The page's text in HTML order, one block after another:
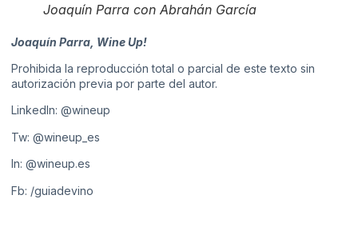
Joaquín Parra con Abrahán García
Joaquín Parra, Wine Up!
Prohibida la reproducción total o parcial de este texto sin
autorización previa por parte del autor.
LinkedIn: @wineup
Tw: @wineup_es
In: @wineup.es
Fb: /guiadevino